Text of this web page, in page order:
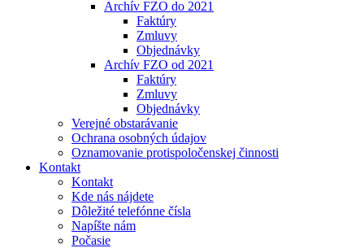
Archív FZO do 2021
Faktúry
Zmluvy
Objednávky
Archív FZO od 2021
Faktúry
Zmluvy
Objednávky
Verejné obstarávanie
Ochrana osobných údajov
Oznamovanie protispoločenskej činnosti
Kontakt
Kontakt
Kde nás nájdete
Dôležité telefónne čísla
Napíšte nám
Počasie